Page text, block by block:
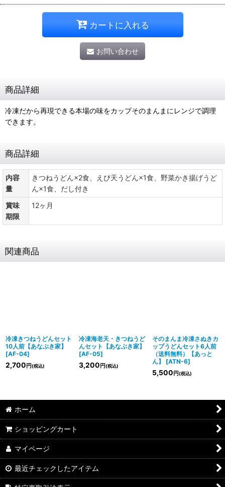
カートに入れる
お問い合わせ
商品詳細
冷凍だから再現できる本場の味をカップそのまんまにレンジで調理
できます。
商品詳細
内容
量
きつねうどん×2食、えび天うどん×1食、野菜かき揚げうど
ん×1食、だし付き
賞味
期限
12ヶ月
関連商品
冷凍きつねうどんセット
10人前【あなぶき家】
[AF-04]
2,700 円(税込)
冷凍海老天・きつねうど
んセット【あなぶき家】
[AF-05]
3,200 円(税込)
そのまんま冷凍さぬきカ
ップうどんセット6人前
（送料無料）【あっと
ん】
[ATN-6]
5,500 円(税込)
ホーム
ショッピングカート
マイページ
最近チェックしたアイテム